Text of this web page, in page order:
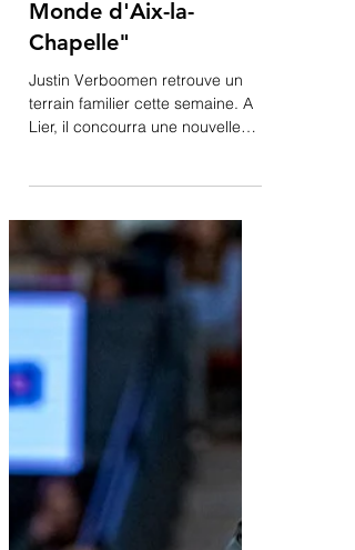
22 mai
Justin Verboomen "je
ne referai pas
concourir Zonik avant
Monde d'Aix-la-
Chapelle"
Justin Verboomen retrouve un
terrain familier cette semaine. A
Lier, il concourra une nouvelle
fois avec son étalon Zonik Plus
dans la Coupe des Nations FEI
de dressage™, une compétition
chargée de souvenirs pour le
couple belge. Réussiront-ils à
écrire une nouvelle page
d'histoire ? « Il y a deux ans, tout
a vraiment commencé ici, en
Medium Tour », raconte Justin
Verboomen avant le début de la